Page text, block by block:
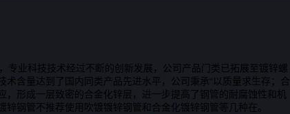
业科技技术经过不断的创新发展，公司产品门类已拓展至镀锌螺
含量达到了国内同类产品先进水平，公司秉承“以质量求生存；合
形成一层致密的合金化锌层，进一步提高了钢管的耐腐蚀性和机
钢管不推荐使用吹镀镀锌钢管和合金化镀锌钢管等几种在。